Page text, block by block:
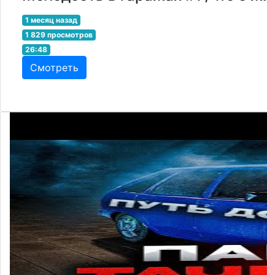
1 месяц назад
1 829 просмотров
26:48
Смотреть